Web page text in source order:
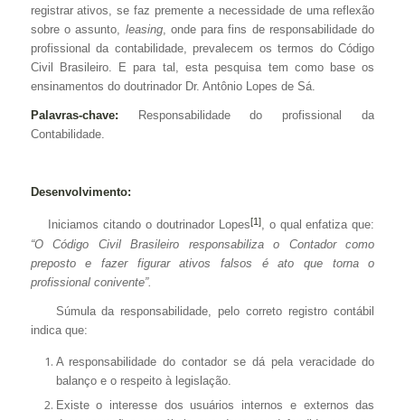
registrar ativos, se faz premente a necessidade de uma reflexão
sobre o assunto, leasing, onde para fins de responsabilidade do
profissional da contabilidade, prevalecem os termos do Código
Civil Brasileiro. E para tal, esta pesquisa tem como base os
ensinamentos do doutrinador Dr. Antônio Lopes de Sá.
Palavras-chave:
Responsabilidade do profissional da
Contabilidade.
Desenvolvimento:
Iniciamos citando o doutrinador Lopes[1], o qual enfatiza que:
“O Código Civil Brasileiro responsabiliza o Contador como
preposto e fazer figurar ativos falsos é ato que torna o
profissional conivente”.
Súmula da responsabilidade, pelo correto registro contábil
indica que:
A responsabilidade do contador se dá pela veracidade do
balanço e o respeito à legislação.
Existe o interesse dos usuários internos e externos das